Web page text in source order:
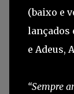
(baixo e
lançados
e Adeus,
“Sempre